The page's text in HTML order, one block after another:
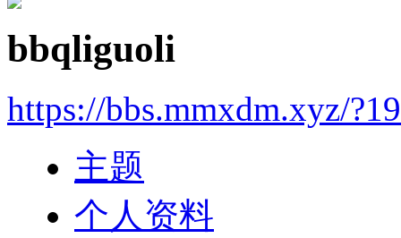
bbqliguoli
https://bbs.mmxdm.xyz/
主题
个人资料